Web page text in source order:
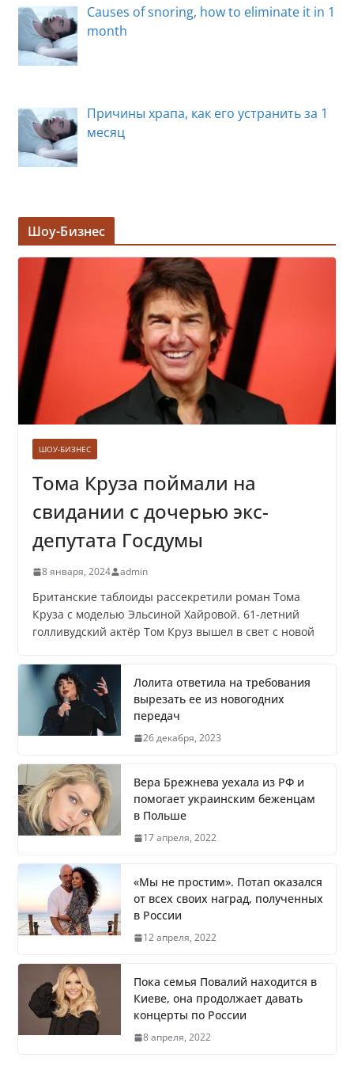
Causes of snoring, how to eliminate it in 1
month
Причины храпа, как его устранить за 1
месяц
Эксперты назвали семь самых
полезных рыб
Тома Круза поймали на свидании с
дочерью экс-депутата Госдумы
Пенсионер из Москвы инвестировал в
мошенников почти 4 миллиона рублей
Задержана мэр Кургана Елена
Ситникова, в её кабинете прошли
Лолита ответила на требования
вырезать ее из новогодних передач
Врач назвал самые вредные продукты
для сердца
Врачи рассказали о состоянии
младенца, которого бросили замерзать
на остановке
Названы регионы России, где
продолжилась мобилизация
Что заявил многолетний друг Путина
Шоу-Бизнес
ШОУ-БИЗНЕС
Тома Круза поймали на
свидании с дочерью экс-
депутата Госдумы
8 января, 2024 admin
Британские таблоиды рассекретили роман Тома
Круза с моделью Эльсиной Хайровой. 61-летний
голливудский актёр Том Круз вышел в свет с новой
Лолита ответила на требования
вырезать ее из новогодних
передач
26 декабря, 2023
Вера Брежнева уехала из РФ и
помогает украинским беженцам
в Польше
17 апреля, 2022
«Мы не простим». Потап оказался
от всех своих наград, полученных
в России
12 апреля, 2022
Пока семья Повалий находится в
Киеве, она продолжает давать
концерты по России
8 апреля, 2022